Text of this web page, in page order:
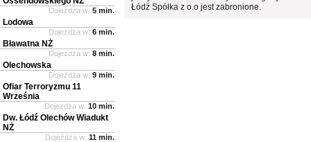
Łódź Spółka z o.o jest zabronione.
Dojeżdża w: 5 min.
Lodowa
Dojeżdża w: 6 min.
Bławatna NŻ
Dojeżdża w: 8 min.
Olechowska
Dojeżdża w: 9 min.
Ofiar Terroryzmu 11
Września
Dojeżdża w: 10 min.
Dw. Łódź Olechów Wiadukt
NŻ
Dojeżdża w: 11 min.